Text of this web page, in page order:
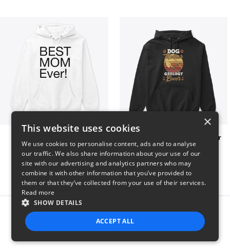
$41
Dog Mother Geology Lover
$41
Report this product
×
This website uses cookies
We use cookies to personalise content, ads and to analyse
our traffic. We also share information about your use of our
site with our advertising and analytics partners who may
combine it with other information that you’ve provided to
them or that they’ve collected from your use of their services.
Read more
SHOW DETAILS
ACCEPT ALL
STRICTLY NECESSARY PERFORMANCE